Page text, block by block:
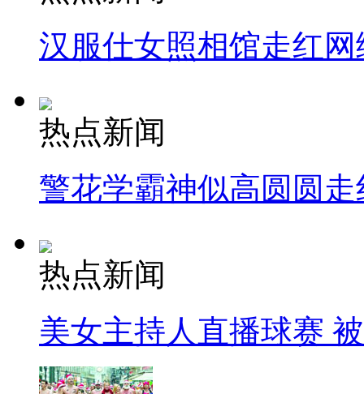
汉服仕女照相馆走红网
热点新闻
警花学霸神似高圆圆走
热点新闻
美女主持人直播球赛